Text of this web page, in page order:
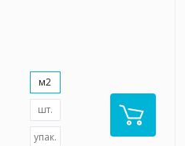
м2
шт.
упак.